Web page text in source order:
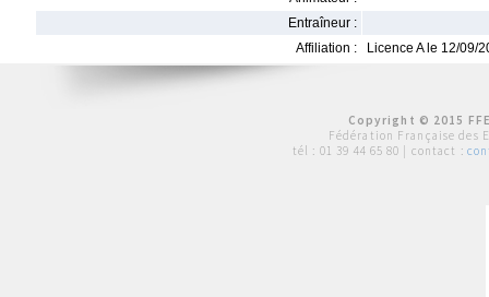
Entraîneur :
Affiliation :
Licence A le 12/09/
Copyright © 2015
Fédération Française des
tél : 01 39 44 65 80 | contact :